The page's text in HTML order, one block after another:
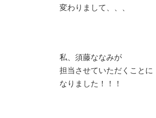
変わりまして、、、
私、須藤ななみが
担当させていただくことに
なりました！！！